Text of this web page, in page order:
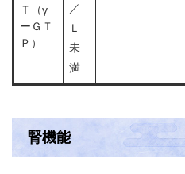
Ｔ（γ
ーＧＴ
Ｐ）
／
Ｌ
未
満
腎機能